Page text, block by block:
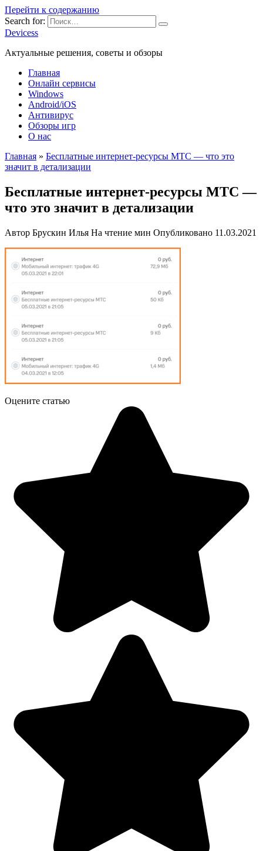
Перейти к содержанию
Search for:
Devicess
Актуальные решения, советы и обзоры
Главная
Онлайн сервисы
Windows
Android/iOS
Антивирус
Обзоры игр
О нас
Главная » Бесплатные интернет-ресурсы МТС — что это
значит в детализации
Бесплатные интернет-ресурсы МТС —
что это значит в детализации
Автор Брускин Илья На чтение мин Опубликовано 11.03.2021
Оцените статью